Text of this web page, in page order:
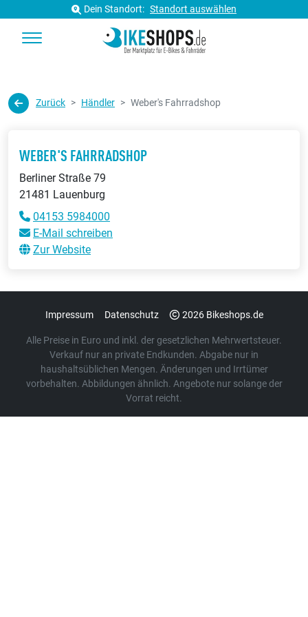
Dein Standort: Standort auswählen
Zurück Händler Weber's Fahrradshop
WEBER'S FAHRRADSHOP
Berliner Straße 79
21481 Lauenburg
04153 5984000
E-Mail schreiben
Zur Website
Impressum Datenschutz 2026 Bikeshops.de
Alle Preise in Euro und inkl. der gesetzlichen Mehrwertsteuer.
Verkauf nur an private Endkunden. Abgabe nur in
haushaltsüblichen Mengen. Änderungen und Irrtümer
vorbehalten. Abbildungen ähnlich. Angebote nur solange der
Vorrat reicht.